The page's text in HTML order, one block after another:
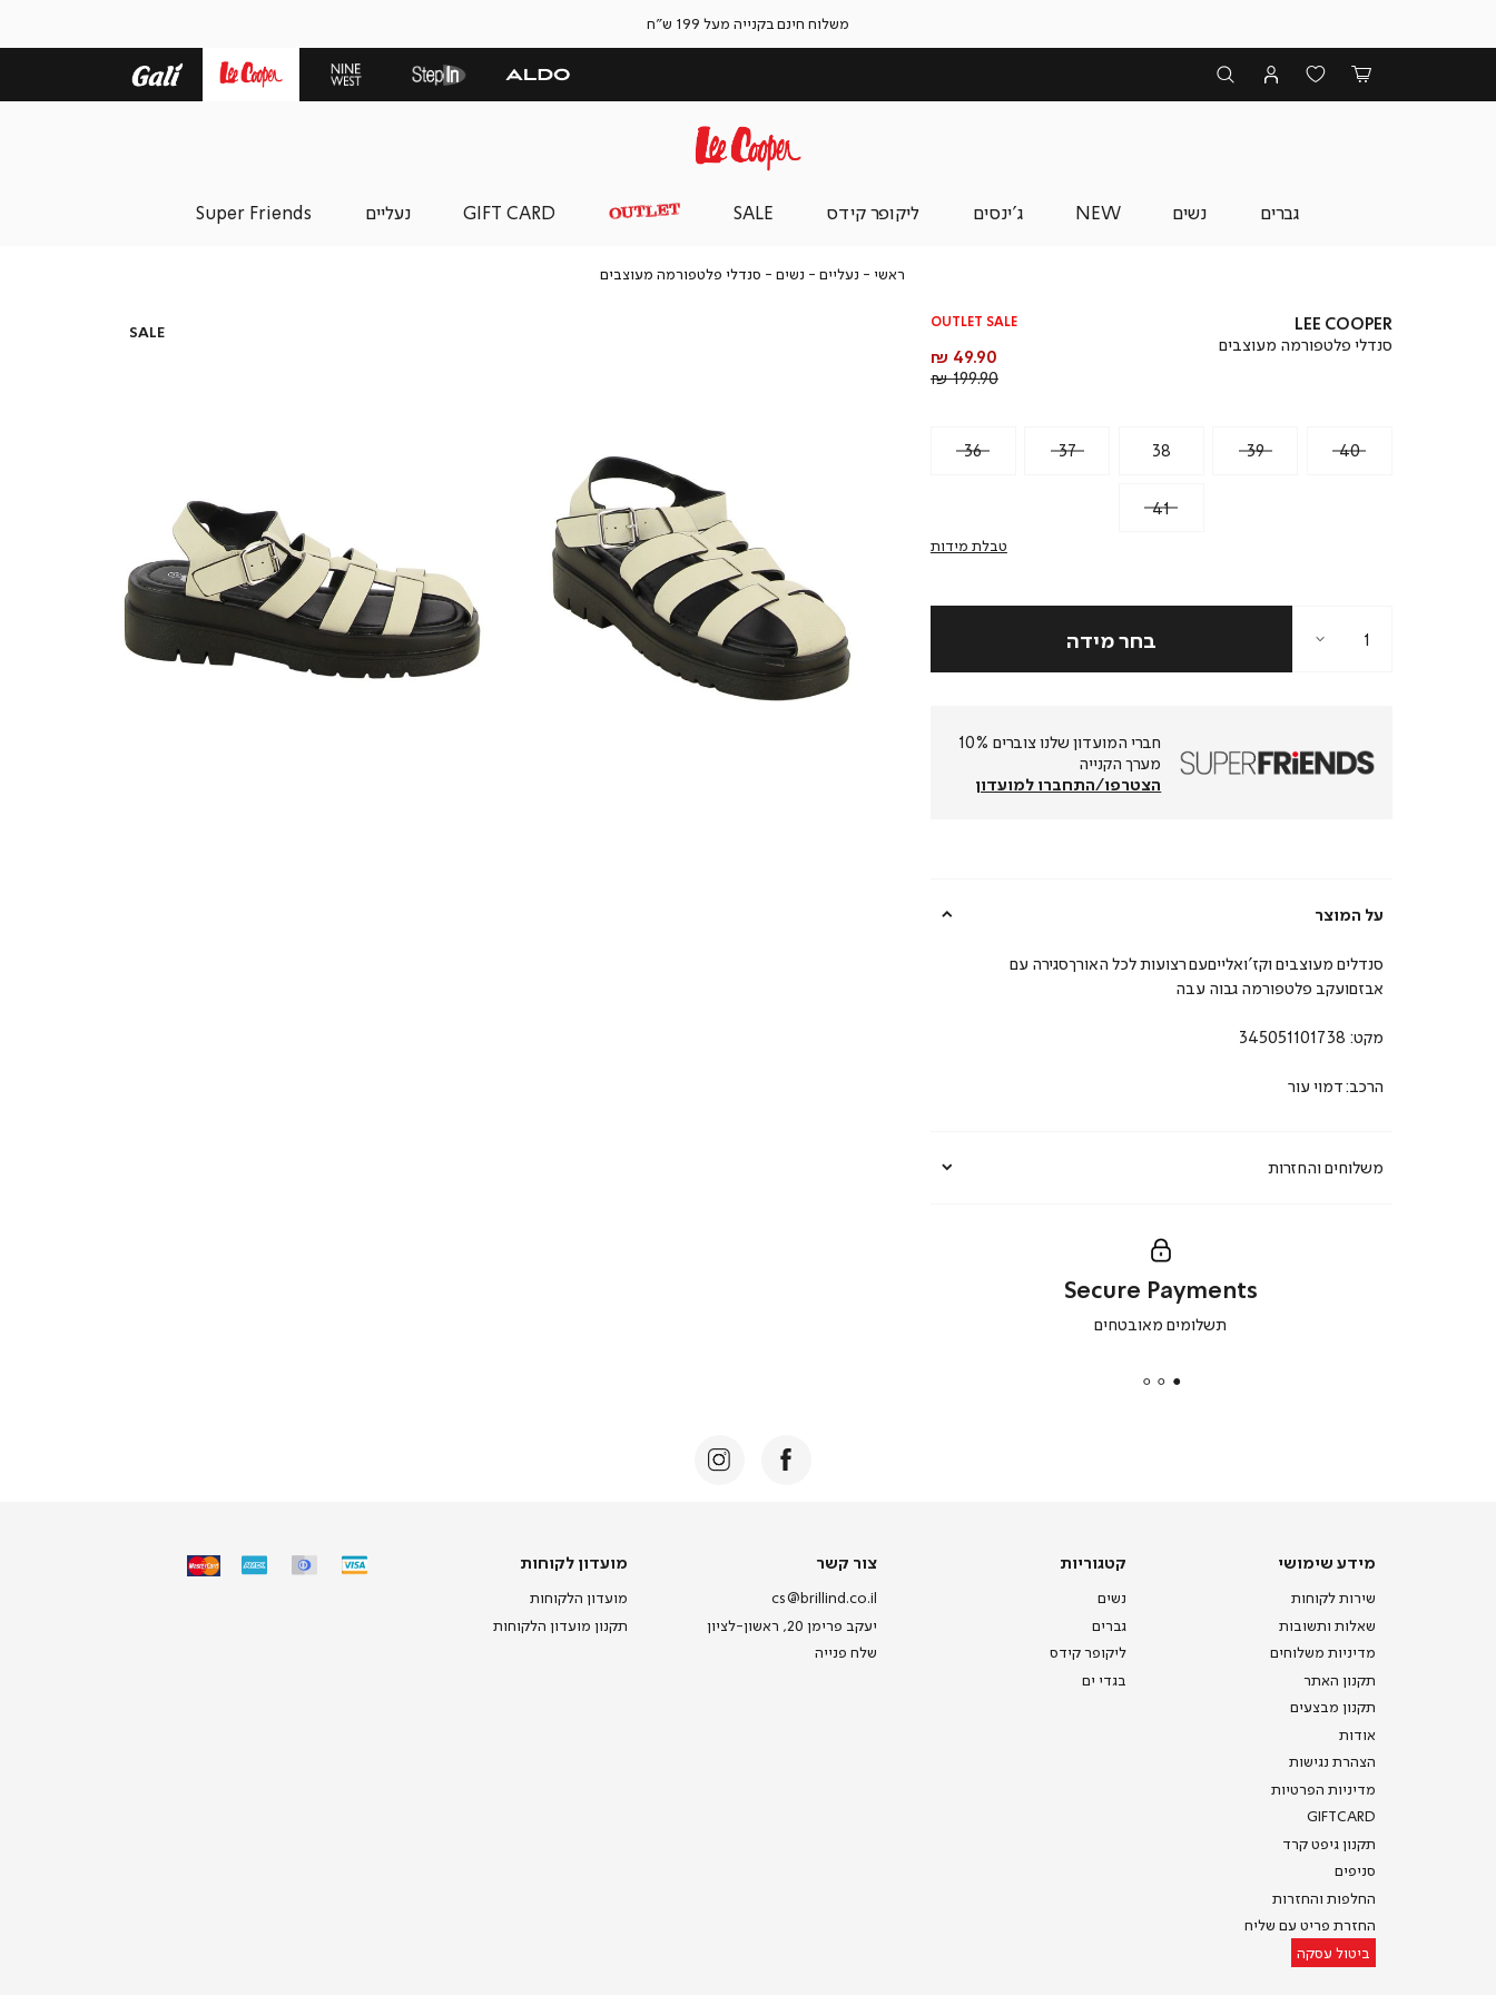
משלוח חינם בקנייה מעל 199 ש"ח
גברים נשים NEW ג'ינסים ליקופר קידס SALE
GIFT CARD נעליים Super Friends
ראשי ראשי
נעליים נעליים
נשים נשיםסנדלי פלטפורמה מעוצביםסנדלי
LEE COOPER
סנדלי פלטפורמה מעוצבים
OUTLET SALE
מחיר
מוצר
49.90 ₪
מחיר
199.90 ₪
36 37 38 39 40
41
טבלת מידות
חברי המועדון שלנו צוברים 10%
מערך הקנייה
הצטרפו/התחברו למועדון
על המוצר
משלוחים והחזרות
סנדלים מעוצבים וקז’ואלייםעם רצועות לכל האורךסגירה עם
אבזםועקב פלטפורמה גבוה עבה
מקט: 345051101738
הרכב:דמוי עור
secure
Secure Payments
תשלומים מאובטחים
SALE
מידע
מידע שימושי
שירות לקוחות
שאלות ותשובות
מדיניות משלוחים
תקנון האתר
תקנון מבצעים
אודות
הצהרת נגישות
מדיניות הפרטיות
GIFTCARD
תקנון גיפט קרד
סניפים
החלפות והחזרות
החזרת פריט עם שליח
ביטול עסקה
קטגוריות
קטגוריות
נשים
גברים
ליקופר קידס
בגדי ים
צור
צור קשר
cs@brillind.co.il
יעקב פרימן 20, ראשון-לציון
שלח פנייה
מועדון
מועדון לקוחות
מועדון הלקוחות
תקנון מועדון הלקוחות